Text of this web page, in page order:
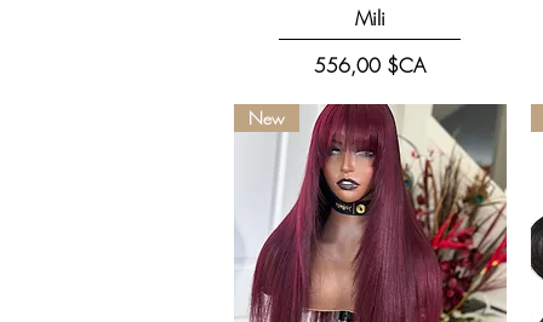
Aperçu rapide
Mili
Prix
556,00 $CA
New